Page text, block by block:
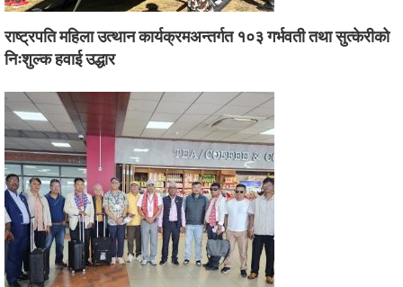
राष्ट्रपति महिला उत्थान कार्यक्रमअन्तर्गत १०३ गर्भवती तथा सुत्केरीको
निःशुल्क हवाई उद्धार